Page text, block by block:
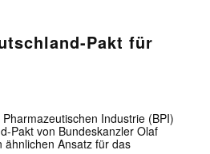
Pakt für
Industrie (BPI)
Pakt von Bundeskanzler Olaf
Ansatz für das